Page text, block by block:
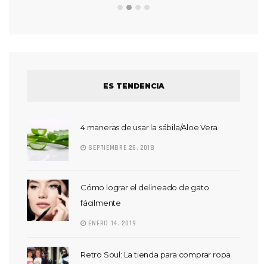
ES TENDENCIA
4 maneras de usar la sábila/Aloe Vera
SEPTIEMBRE 26, 2018
Cómo lograr el delineado de gato
fácilmente
ENERO 14, 2019
Retro Soul: La tienda para comprar ropa